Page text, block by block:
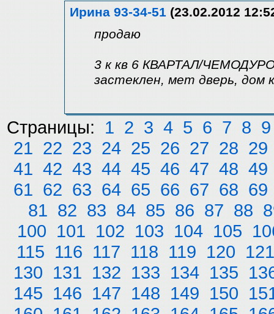
Ирина 93-34-51 (23.02.2012
продаю
3 к кв 6 КВАРТАЛ/
застеклен, мет дверь, дом
Страницы: 1 2 3 4 5 6 7 8 9
21 22 23 24 25 26 27 28 29
41 42 43 44 45 46 47 48 49
61 62 63 64 65 66 67 68 69
81 82 83 84 85 86 87 88
100 101 102 103 104 105
115 116 117 118 119 120 121
130 131 132 133 134 135
145 146 147 148 149 150